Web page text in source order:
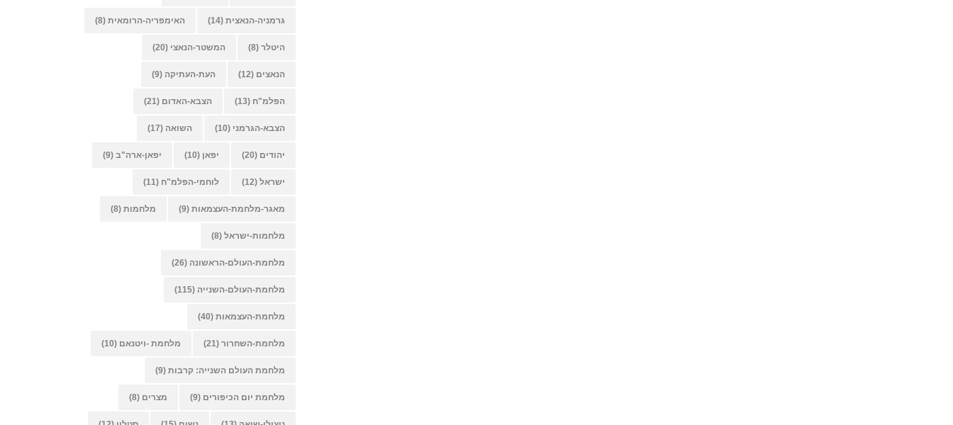
גרמניה-הנאצית (14) האימפריה-הרומאית (8)
היטלר (8) המשטר-הנאצי (20)
הנאצים (12) העת-העתיקה (9)
הפלמ"ח (13) הצבא-האדום (21)
הצבא-הגרמני (10) השואה (17)
יהודים (20) יפאן (10) יפאן-ארה"ב (9)
ישראל (12) לוחמי-הפלמ"ח (11)
מאגר-מלחמת-העצמאות (9) מלחמות (8)
מלחמות-ישראל (8)
מלחמת-העולם-הראשונה (26)
מלחמת-העולם-השנייה (115)
מלחמת-העצמאות (40)
מלחמת-השחרור (21) מלחמת -ויטנאם (10)
מלחמת העולם השנייה: קרבות (9)
מלחמת יום הכיפורים (9) מצרים (8)